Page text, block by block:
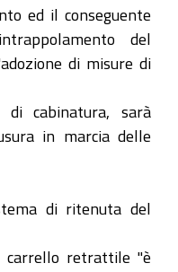
ed il conseguente
del
di misure di
cabinatura, sarà
in marcia delle
di ritenuta del
carrello retrattile "è